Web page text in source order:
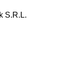
S.R.L.